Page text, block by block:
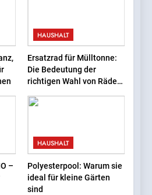
wissen sollten
InternetFame-Team:
mehr — es ist eine
Fotos, die überzeugen
HAUSHALT
Ersatzrad für Mülltonne:
Die Bedeutung der
richtigen Wahl von Rädern
Mülltonnentypen
–
HAUSHALT
Polyesterpool: Warum sie
ideal für kleine Gärten
sind